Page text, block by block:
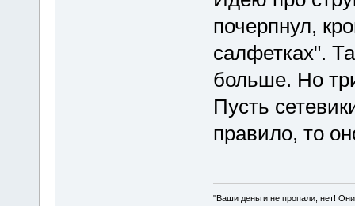
почерпнул,
салфетках".
больше. Но
Пусть
правило, то
"Ваши деньги не пропали, нет!